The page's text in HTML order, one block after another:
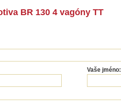
BR 130 4 vagóny TT
Vaše jméno: